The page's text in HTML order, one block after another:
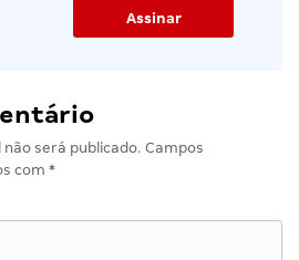
será publicado. Campos
com *